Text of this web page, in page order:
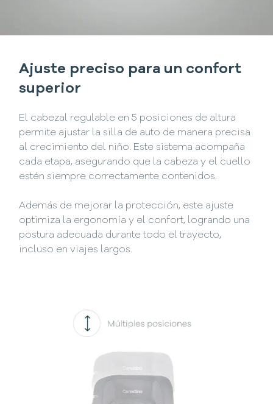
Ajuste preciso para un confort
superior
El cabezal regulable en 5 posiciones de altura
permite ajustar la silla de auto de manera precisa
al crecimiento del niño. Este sistema acompaña
cada etapa, asegurando que la cabeza y el cuello
estén siempre correctamente contenidos.
Además de mejorar la protección, este ajuste
optimiza la ergonomía y el confort, logrando una
postura adecuada durante todo el trayecto,
incluso en viajes largos.